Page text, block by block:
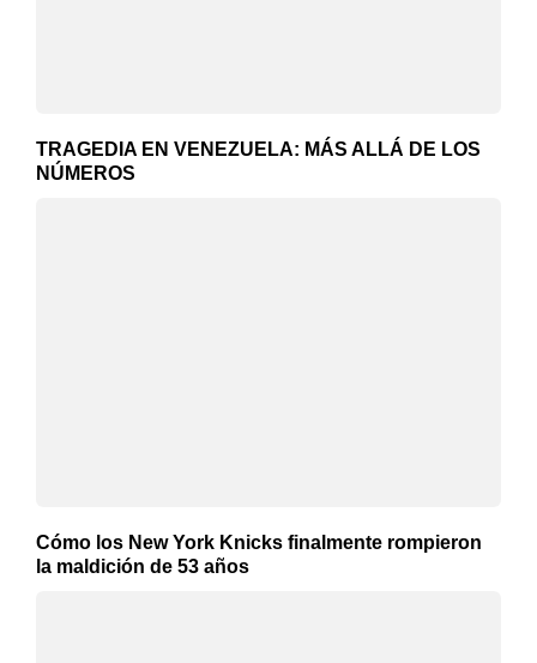
TRAGEDIA EN VENEZUELA: MÁS ALLÁ DE LOS
NÚMEROS
Cómo los New York Knicks finalmente rompieron
la maldición de 53 años